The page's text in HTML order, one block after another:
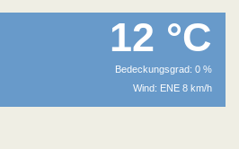
12 °C
Bedeckungsgrad: 0 %
Wind: ENE 8 km/h